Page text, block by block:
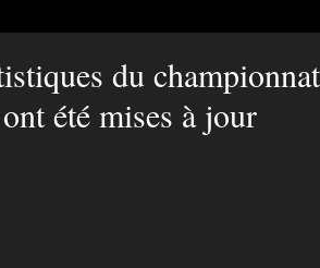
du
été mises à jour